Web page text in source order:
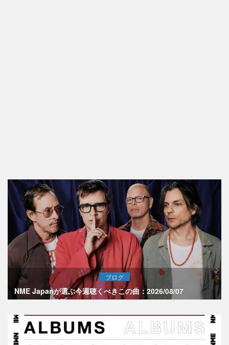
ブログ
NME Japanが選ぶ今週聴くべきこの曲：2026/08/07